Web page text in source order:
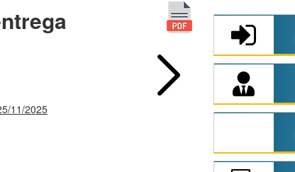
11/2025